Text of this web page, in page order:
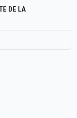
DE LA